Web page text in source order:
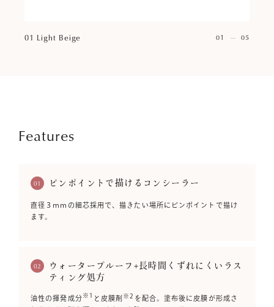
01 Light Beige 01 05
Features
01 ピンポイントで描けるコンシーラー
直径３ｍｍの細芯採用で、描きたい場所にピンポイントで描け
ます。
02
ウォータープルーフ+長時間くずれにくいラス
ティング処方
油性の揮発成分 ※1 と皮膜剤 ※2 を配合。塗布後に皮膜が形成さ